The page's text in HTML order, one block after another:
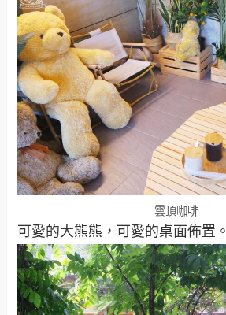
雲頂咖啡
可愛的大熊熊，可愛的桌面佈置。